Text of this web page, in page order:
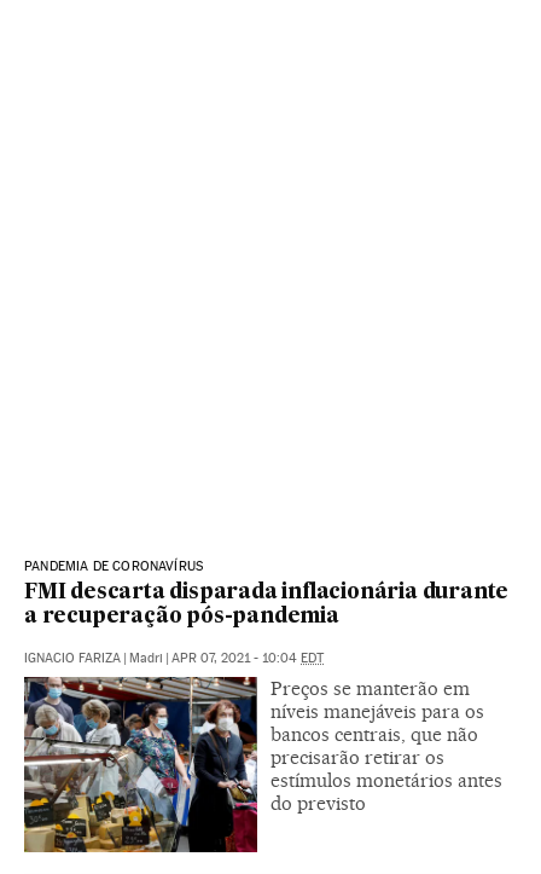
PANDEMIA DE CORONAVÍRUS
FMI descarta disparada inflacionária durante
a recuperação pós-pandemia
IGNACIO FARIZA Madri APR 07, 2021 - 10:04 EDT
Preços se manterão em
níveis manejáveis para os
bancos centrais, que não
precisarão retirar os
estímulos monetários antes
do previsto